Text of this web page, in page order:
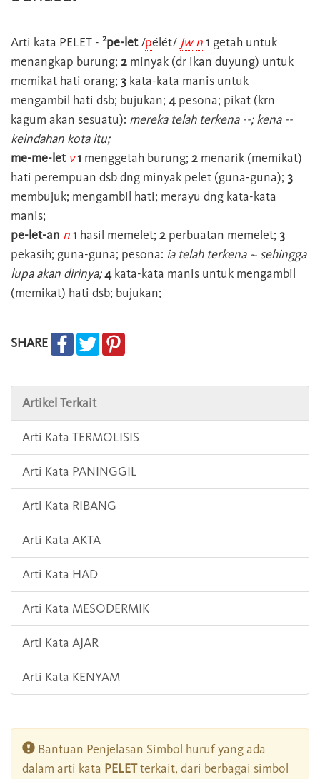
Arti kata PELET - 2pe-let/pélét/ Jw n1 getah untuk
menangkap burung; 2 minyak (dr ikan duyung) untuk
memikat hati orang; 3 kata-kata manis untuk
mengambil hati dsb; bujukan; 4pesona; pikat (krn
kagum akan sesuatu): mereka telah terkena --; kena --
keindahan kota itu;
me-me-let v1 menggetah burung; 2 menarik (memikat)
hati perempuan dsb dng minyak pelet (guna-guna); 3
membujuk; mengambil hati; merayu dng kata-kata
manis;
pe-let-an n1 hasil memelet; 2 perbuatan memelet; 3
pekasih; guna-guna; pesona: ia telah terkena ~ sehingga
lupa akan dirinya;4kata-kata manis untuk mengambil
(memikat) hati dsb; bujukan;
SHARE
Artikel Terkait
Arti Kata TERMOLISIS
Arti Kata PANINGGIL
Arti Kata RIBANG
Arti Kata AKTA
Arti Kata HAD
Arti Kata MESODERMIK
Arti Kata AJAR
Arti Kata KENYAM
Bantuan Penjelasan Simbol huruf yang ada
dalam arti kata PELETterkait, dari berbagai simbol